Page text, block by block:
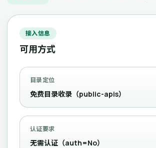
接入信息
可用方式
目录定位
免费目录收录（public-apis）
认证要求
无需认证（auth=No）